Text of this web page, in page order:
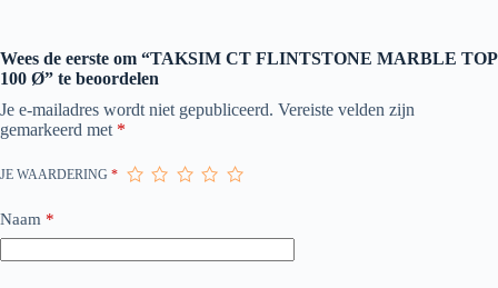
Wees de eerste om “TAKSIM CT FLINTSTONE MARBLE TOP
100 Ø” te beoordelen
Je e-mailadres wordt niet gepubliceerd. Vereiste velden zijn
gemarkeerd met *
JE WAARDERING *
Naam *